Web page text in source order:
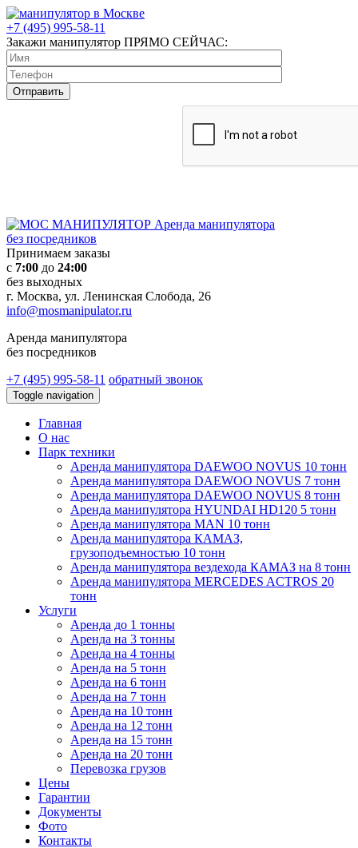
+7 (495) 995-58-11
Закажи манипулятор ПРЯМО СЕЙЧАС:
Аренда манипулятора
без посредников
Принимаем заказы
с 7:00 до 24:00
без выходных
г. Москва, ул. Ленинская Слобода, 26
info@mosmanipulator.ru
Аренда манипулятора
без посредников
+7 (495) 995-58-11 обратный звонок
Toggle navigation
Главная
О нас
Парк техники
Аренда манипулятора DAEWOO NOVUS 10 тонн
Аренда манипулятора DAEWOO NOVUS 7 тонн
Аренда манипулятора DAEWOO NOVUS 8 тонн
Аренда манипулятора HYUNDAI HD120 5 тонн
Аренда манипулятора MAN 10 тонн
Аренда манипулятора КАМАЗ,
грузоподъемностью 10 тонн
Аренда манипулятора вездехода КАМАЗ на 8 тонн
Аренда манипулятора MERCEDES ACTROS 20
тонн
Услуги
Аренда до 1 тонны
Аренда на 3 тонны
Аренда на 4 тонны
Аренда на 5 тонн
Аренда на 6 тонн
Аренда на 7 тонн
Аренда на 10 тонн
Аренда на 12 тонн
Аренда на 15 тонн
Аренда на 20 тонн
Перевозка грузов
Цены
Гарантии
Документы
Фото
Контакты